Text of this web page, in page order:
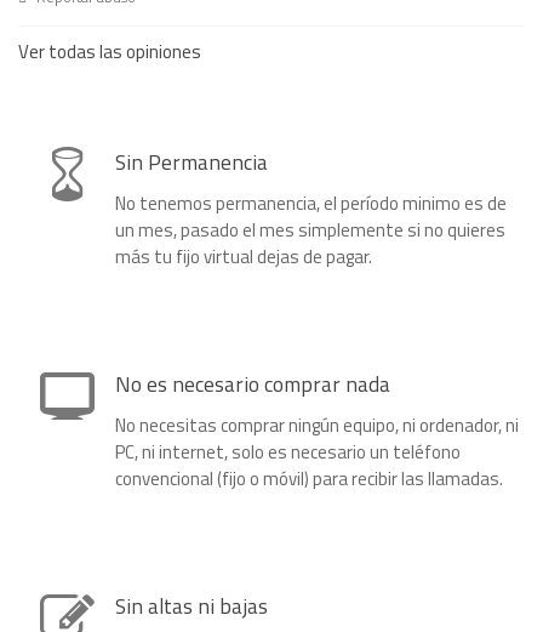
Ver todas las opiniones
Sin Permanencia
No tenemos permanencia, el período minimo es de
un mes, pasado el mes simplemente si no quieres
más tu fijo virtual dejas de pagar.
No es necesario comprar nada
No necesitas comprar ningún equipo, ni ordenador, ni
PC, ni internet, solo es necesario un teléfono
convencional (fijo o móvil) para recibir las llamadas.
Sin altas ni bajas